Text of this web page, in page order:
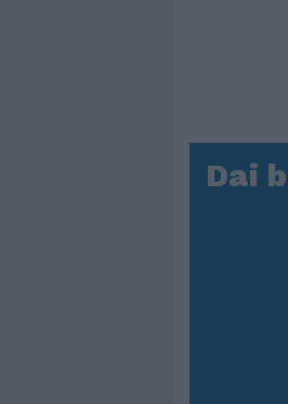
Dai